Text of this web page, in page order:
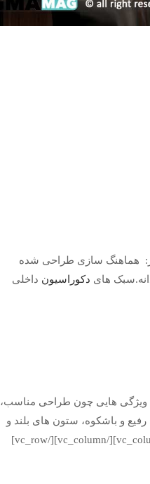
هماهنگ سازی طراحی شده
های دکوراسیون داخلی
ویژگی هایی چون طراحی مناسب،
و باشکوه، ستون های بلند و